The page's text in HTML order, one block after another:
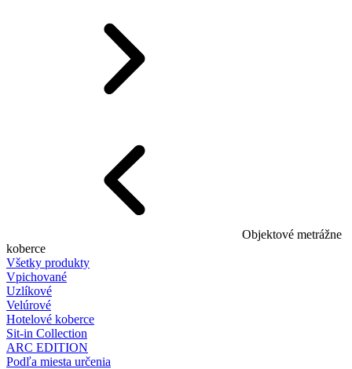
Objektové metrážne
koberce
Všetky produkty
Vpichované
Uzlíkové
Velúrové
Hotelové koberce
Sit-in Collection
ARC EDITION
Podľa miesta určenia